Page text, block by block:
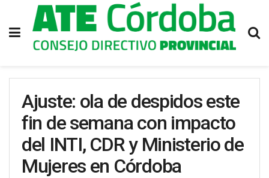
Ajuste: ola de despidos este
fin de semana con impacto
del INTI, CDR y Ministerio de
Mujeres en Córdoba